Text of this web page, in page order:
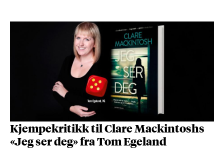
Kjempekritikk til Clare Mackintoshs
«Jeg ser deg» fra Tom Egeland